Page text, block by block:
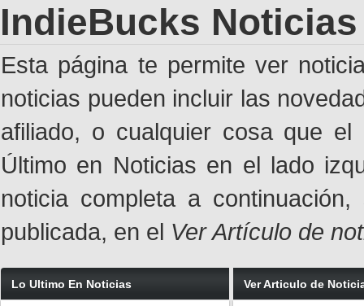
IndieBucks Noticias
Esta página te permite ver
noticias pueden incluir las
afiliado, o cualquier cosa que
Último en Noticias en el lado
noticia completa a
publicada, en el Ver Artículo de
Lo Ultimo En Noticias Ver Articulo de